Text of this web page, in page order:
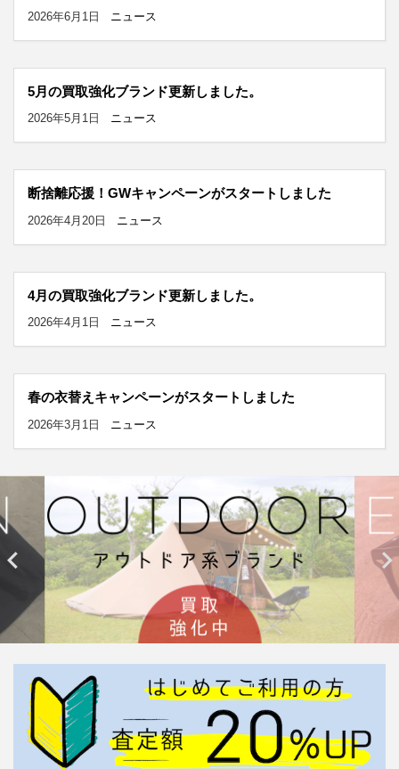
2026年6月1日 ニュース
5月の買取強化ブランド更新しました。
2026年5月1日 ニュース
断捨離応援！GWキャンペーンがスタートしました
2026年4月20日 ニュース
4月の買取強化ブランド更新しました。
2026年4月1日 ニュース
春の衣替えキャンペーンがスタートしました
2026年3月1日 ニュース
 